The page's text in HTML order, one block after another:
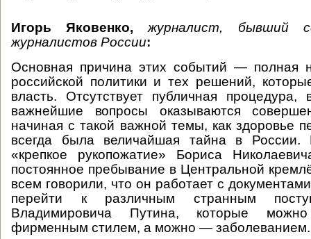
Игорь Яковенко,журналист, бывший
журналистов России:
Основная причина этих событий — полная
российской политики и тех решений,
власть. Отсутствует публичная процедура,
важнейшие вопросы оказываются
начиная с такой важной темы, как здоровье
всегда была величайшая тайна в России.
«крепкое рукопожатие» Бориса
постоянное пребывание в Центральной
всем говорили, что он работает с
перейти к различным странным
Владимировича Путина, которые
фирменным стилем, а можно — заболеванием.